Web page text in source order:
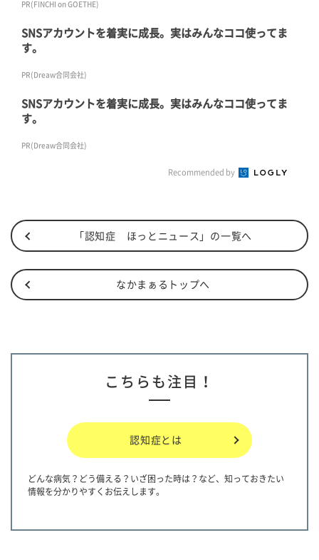
PR(FINCHI on GOETHE)
SNSアカウントを着実に成長。実はみんなココ使ってま
す。
PR(Dreaw合同会社)
SNSアカウントを着実に成長。実はみんなココ使ってま
す。
PR(Dreaw合同会社)
Recommended by
「認知症 ほっとニュース」の一覧へ
なかまぁるトップへ
こちらも注目！
認知症とは
どんな病気？どう備える？いざ困った時は？など、知っておきたい
情報を分かりやすくお伝えします。